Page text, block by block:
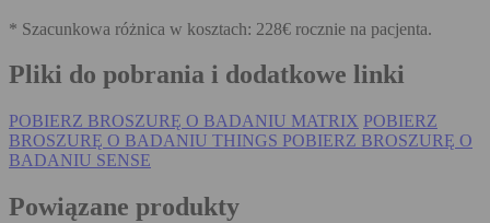
* Szacunkowa różnica w kosztach: 228€ rocznie na pacjenta.
Pliki do pobrania i dodatkowe linki
POBIERZ BROSZURĘ O BADANIU MATRIX POBIERZ
BROSZURĘ O BADANIU THINGS POBIERZ BROSZURĘ O
BADANIU SENSE
Powiązane produkty